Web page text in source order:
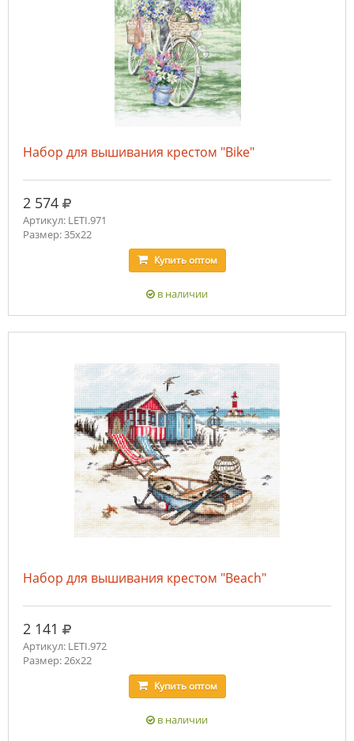
Набор для вышивания крестом "Bike"
2 574 руб.
Артикул: LETI.971
Размер: 35x22
Купитьоптом
в наличии
Набор для вышивания крестом "Beach"
2 141 руб.
Артикул: LETI.972
Размер: 26x22
Купитьоптом
в наличии